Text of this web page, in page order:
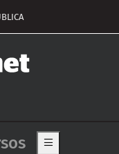
d'usuari
de
Show main